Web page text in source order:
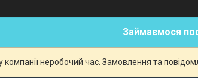
Займаємося
компанії неробочий час. Замовлення та